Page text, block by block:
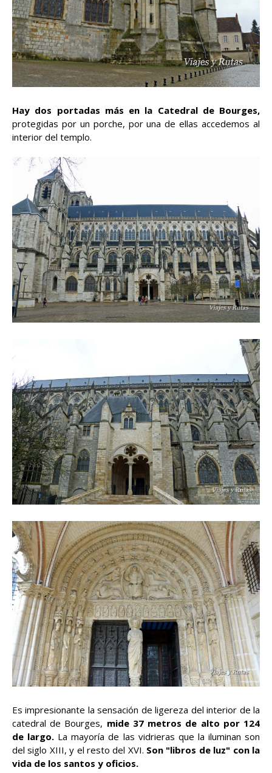
Hay dos portadas más en la Catedral de Bourges,
protegidas por un porche, por una de ellas accedemos al
interior del templo.
Es impresionante la sensación de ligereza del interior de la
catedral de Bourges, mide 37 metros de alto por 124
de largo. La mayoría de las vidrieras que la iluminan son
del siglo XIII, y el resto del XVI. Son "libros de luz" con la
vida de los santos y oficios.